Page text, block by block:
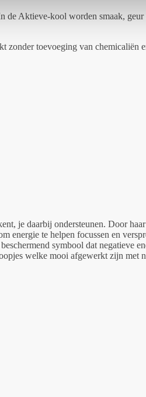
de Aktieve-kool worden smaak,
zonder toevoeging van chemicaliën
je daarbij ondersteunen. Door
energie te helpen focussen en
symbool dat negatieve
welke mooi afgewerkt zijn met